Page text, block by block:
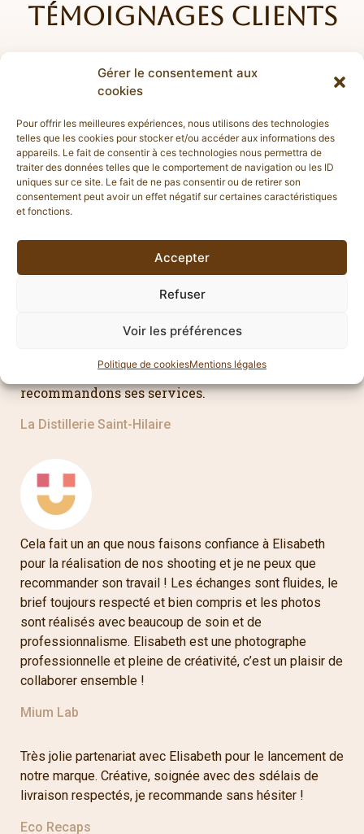
Gérer le consentement aux
cookies
Pour offrir les meilleures expériences, nous utilisons des technologies
telles que les cookies pour stocker et/ou accéder aux informations des
appareils. Le fait de consentir à ces technologies nous permettra de
traiter des données telles que le comportement de navigation ou les ID
uniques sur ce site. Le fait de ne pas consentir ou de retirer son
consentement peut avoir un effet négatif sur certaines caractéristiques
et fonctions.
Accepter
Refuser
Voir les préférences
Politique de cookiesMentions légales
Témoignages clients
Nous avons sollicité Elisabeth pour shooter nos
très réactive à nos sollicitations et à de suite su
produits. Nous la remercions et nous
recommandons ses services.
La Distillerie Saint-Hilaire
Cela fait un an que nous faisons confiance à Elisabeth
pour la réalisation de nos shooting et je ne peux que
recommander son travail ! Les échanges sont fluides, le
brief toujours respecté et bien compris et les photos
sont réalisés avec beaucoup de soin et de
professionnalisme. Elisabeth est une photographe
professionnelle et pleine de créativité, c’est un plaisir de
collaborer ensemble !
Mium Lab
Très jolie partenariat avec Elisabeth pour le lancement de
notre marque. Créative, soignée avec des sdélais de
livraison respectés, je recommande sans hésiter !
Eco Recaps